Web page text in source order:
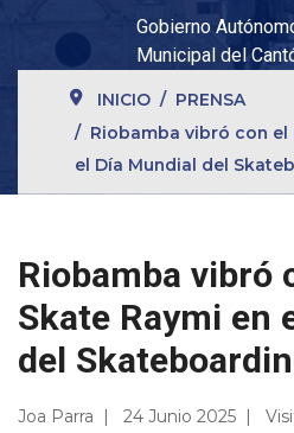
Gobierno
Municipal del
INICIO
PRENSA
Riobamba vibró con el
el Día Mundial del
Riobamba vibró
Skate Raymi en
del
Joa Parra 24 Junio 2025